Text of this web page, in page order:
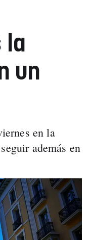
la
un
en la
además en